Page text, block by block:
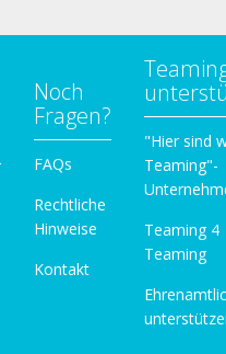
Noch
Fragen?
FAQs
Rechtliche
Hinweise
Kontakt
"Hier sind
Teaming"-
Teaming 4
Teaming